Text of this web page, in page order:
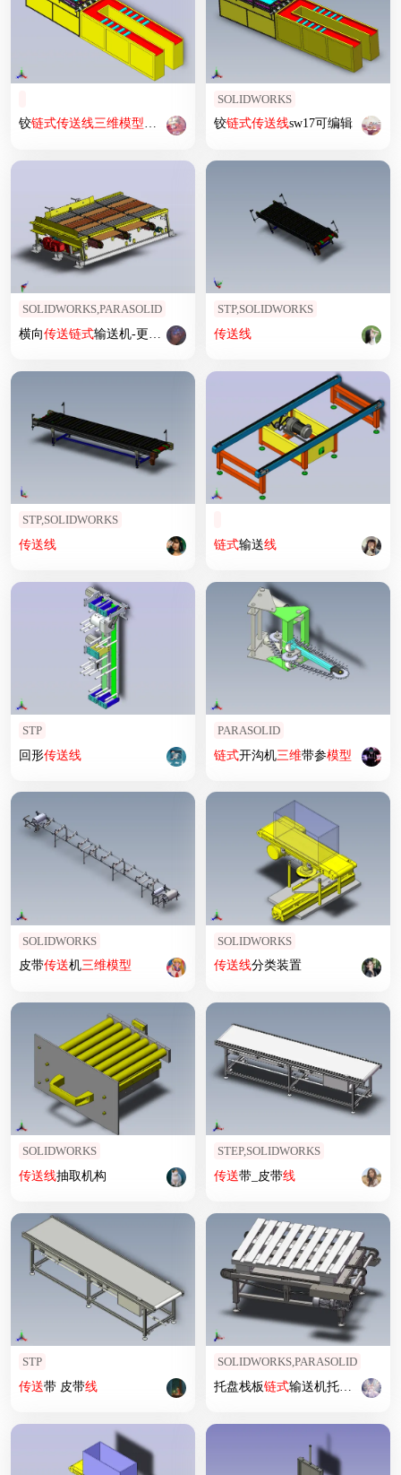
铰链式传送线三维模型设计
SOLIDWORKS
铰链式传送线sw17可编辑
SOLIDWORKS,PARASOLID
横向传送链式输送机-更换 线CV2
STP,SOLIDWORKS
传送线
STP,SOLIDWORKS
传送线 链式输送线
STP
回形传送线
PARASOLID
链式开沟机三维带参模型
SOLIDWORKS
皮带传送机三维模型
SOLIDWORKS
传送线分类装置
SOLIDWORKS
传送线抽取机构
STEP,SOLIDWORKS
传送带_皮带线
STP
传送带 皮带线
SOLIDWORKS,PARASOLID
托盘栈板链式输送机托盘输送 线